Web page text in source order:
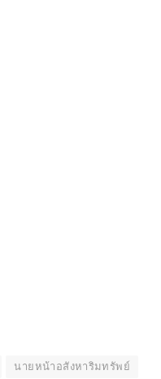
นายหน้าอสังหาริมทรัพย์